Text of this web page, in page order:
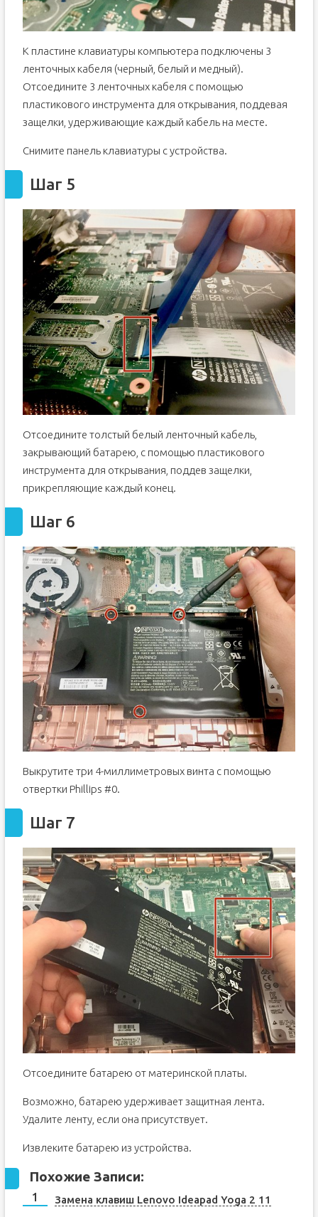
К пластине клавиатуры компьютера подключены 3
ленточных кабеля (черный, белый и медный).
Отсоедините 3 ленточных кабеля с помощью
пластикового инструмента для открывания, поддевая
защелки, удерживающие каждый кабель на месте.
Снимите панель клавиатуры с устройства.
Шаг 5
Отсоедините толстый белый ленточный кабель,
закрывающий батарею, с помощью пластикового
инструмента для открывания, поддев защелки,
прикрепляющие каждый конец.
Шаг 6
Выкрутите три 4-миллиметровых винта с помощью
отвертки Phillips #0.
Шаг 7
Отсоедините батарею от материнской платы.
Возможно, батарею удерживает защитная лента.
Удалите ленту, если она присутствует.
Извлеките батарею из устройства.
Похожие Записи:
Замена клавиш Lenovo Ideapad Yoga 2 11